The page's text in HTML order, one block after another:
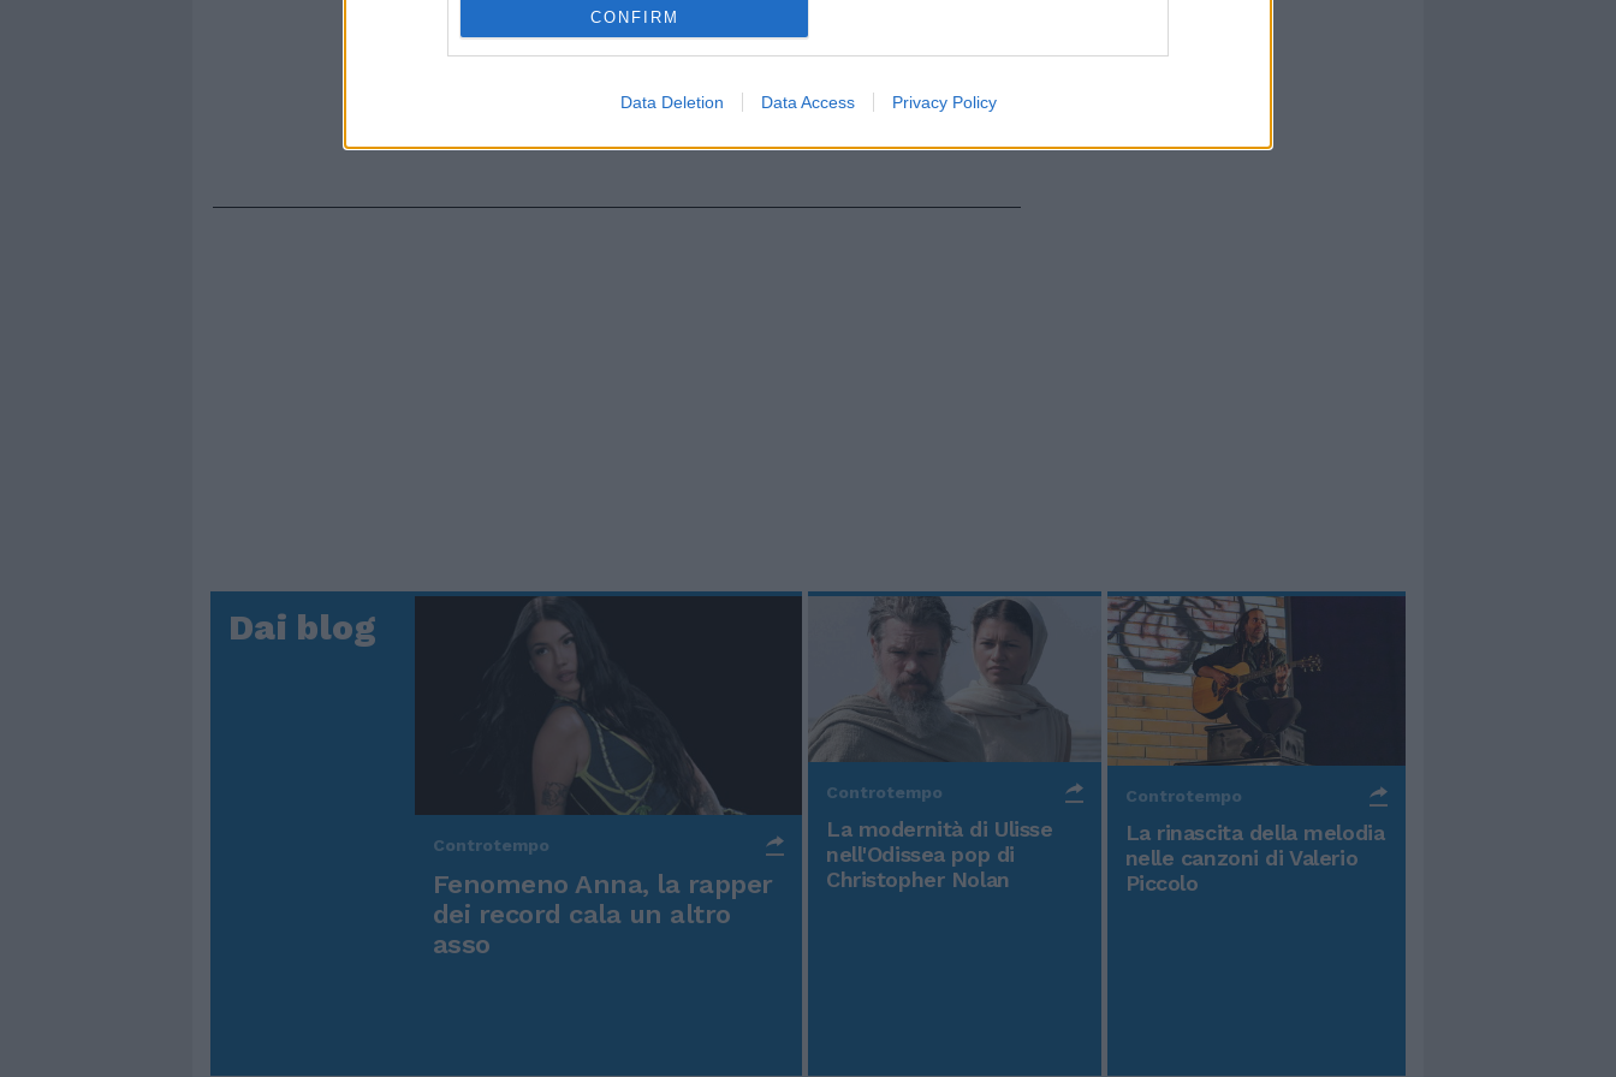
CONFIRM
Data Deletion Data Access Privacy Policy
Dai blog
Controtempo
Fenomeno Anna, la rapper
dei record cala un altro
asso
Controtempo
La modernità di Ulisse
nell'Odissea pop di
Christopher Nolan
Controtempo
La rinascita della melodia
nelle canzoni di Valerio
Piccolo